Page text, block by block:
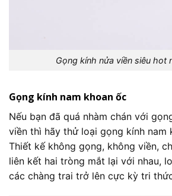
Gọng kính nửa viền siêu hot
Gọng kính nam khoan ốc
Nếu bạn đã quá nhàm chán với
viền thì hãy thử loại gọng kính nam
Thiết kế không gọng, không viền,
liên kết hai tròng mắt lại với nhau,
các chàng trai trở lên cực kỳ tri